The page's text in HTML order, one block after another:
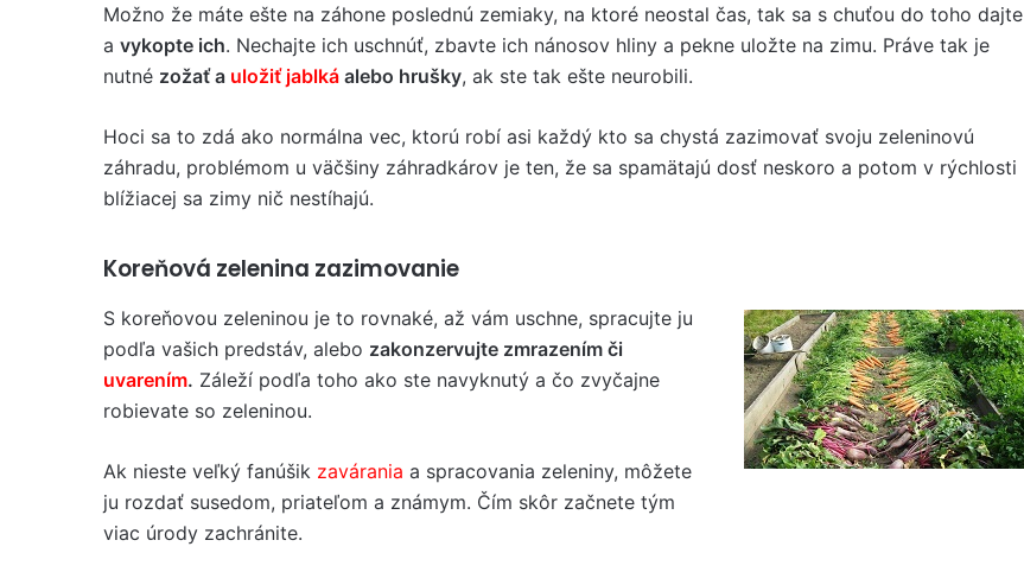
Možno že máte ešte na záhone poslednú zemiaky, na ktoré neostal čas, tak sa s chuťou do toho dajte
a vykopte ich. Nechajte ich uschnúť, zbavte ich nánosov hliny a pekne uložte na zimu. Práve tak je
nutné zožať a uložiť jablká alebo hrušky, ak ste tak ešte neurobili.
Hoci sa to zdá ako normálna vec, ktorú robí asi každý kto sa chystá zazimovať svoju zeleninovú
záhradu, problémom u väčšiny záhradkárov je ten, že sa spamätajú dosť neskoro a potom v rýchlosti
blížiacej sa zimy nič nestíhajú.
Koreňová zelenina zazimovanie
S koreňovou zeleninou je to rovnaké, až vám uschne, spracujte ju
podľa vašich predstáv, alebo zakonzervujte zmrazením či
uvarením. Záleží podľa toho ako ste navyknutý a čo zvyčajne
robievate so zeleninou.
Ak nieste veľký fanúšik zavárania a spracovania zeleniny, môžete
ju rozdať susedom, priateľom a známym. Čím skôr začnete tým
viac úrody zachránite.